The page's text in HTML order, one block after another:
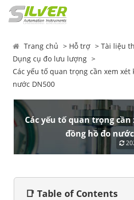
Trang chủ Hỗ trợ
Tài liệu
Dụng cụ đo lưu lượng
Các yếu tố quan trọng cần xem
nước DN500
Các yếu tố quan trọng
đồng hồ đo
📑 Table of Contents